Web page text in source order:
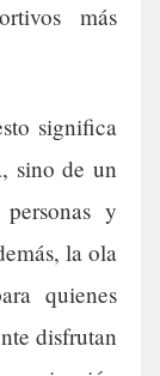
más
significa
sino de un
y
la ola
quienes
disfrutan